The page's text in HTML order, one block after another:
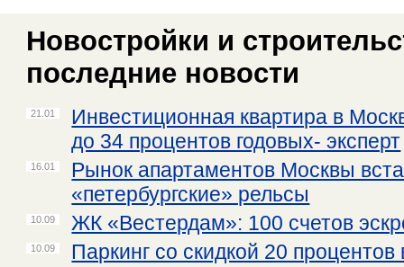
Новостройки и
последние новости
21.01
Инвестиционная квартира в
до 34 процентов годовых- эксперт
16.01
Рынок апартаментов Москвы
«петербургские» рельсы
10.09 ЖК «Вестердам»: 100 счетов
10.09 Паркинг со скидкой 20